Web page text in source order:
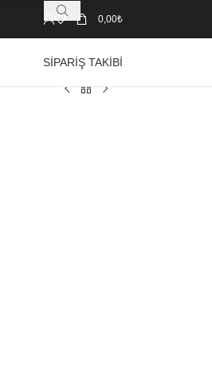
0,00₺
SIPARIŞ TAKIBI